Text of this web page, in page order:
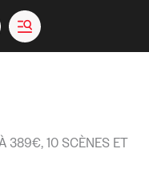
389€, 10 SCÈNES ET